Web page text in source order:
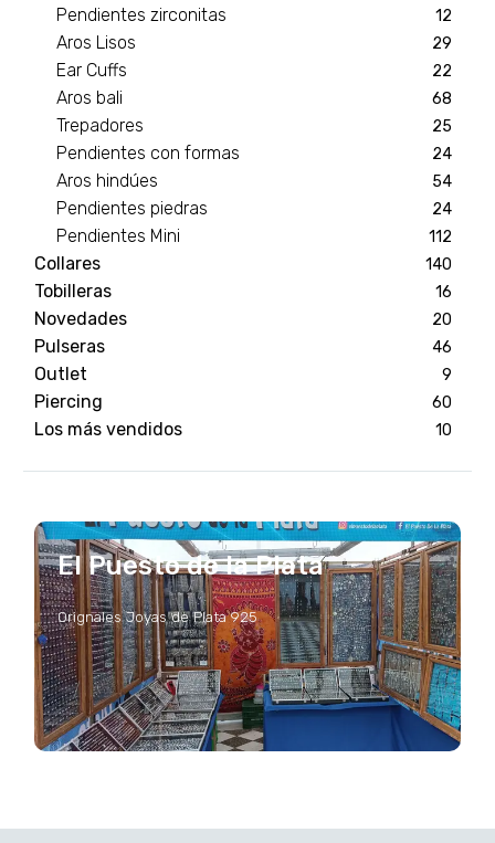
Pendientes zirconitas 12
Aros Lisos 29
Ear Cuffs 22
Aros bali 68
Trepadores 25
Pendientes con formas 24
Aros hindúes 54
Pendientes piedras 24
Pendientes Mini 112
Collares 140
Tobilleras 16
Novedades 20
Pulseras 46
Outlet 9
Piercing 60
Los más vendidos 10
El Puesto de la Plata
Orignales Joyas de Plata 925